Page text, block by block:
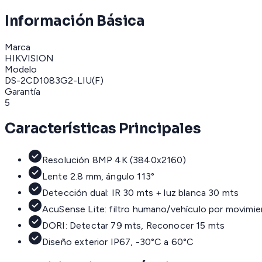
Información Básica
Marca
HIKVISION
Modelo
DS-2CD1083G2-LIU(F)
Garantía
5
Características Principales
Resolución 8MP 4K (3840x2160)
Lente 2.8 mm, ángulo 113°
Detección dual: IR 30 mts + luz blanca 30 mts
AcuSense Lite: filtro humano/vehículo por
DORI: Detectar 79 mts, Reconocer 15 mts
Diseño exterior IP67, -30°C a 60°C